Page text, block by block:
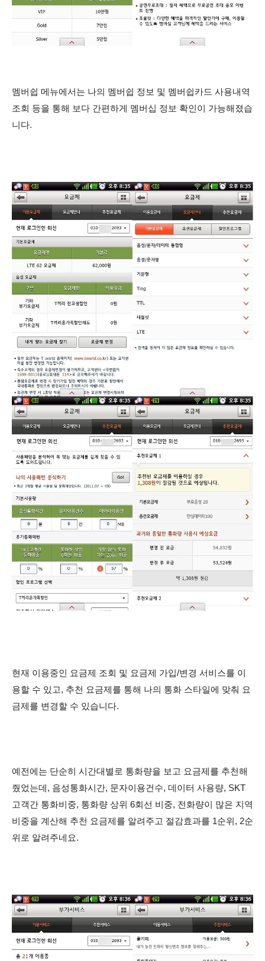
멤버쉽 메뉴에서는 나의 멤버쉽 정보 및 멤버쉽카드 사용내역
조회 등을 통해 보다 간편하게 멤버십 정보 확인이 가능해졌습
니다.
현재 이용중인 요금제 조회 및 요금제 가입/변경 서비스를 이
용할 수 있고, 추천 요금제를 통해 나의 통화 스타일에 맞춰 요
금제를 변경할 수 있습니다.
예전에는 단순히 시간대별로 통화량을 보고 요금제를 추천해
줬었는데, 음성통화시간, 문자이용건수, 데이터 사용량, SKT
고객간 통화비중, 통화량 상위 6회선 비중, 전화량이 많은 지역
비중을 계산해 추천 요금제를 알려주고 절감효과를 1순위, 2순
위로 알려주네요.